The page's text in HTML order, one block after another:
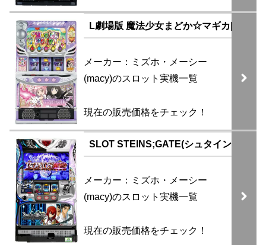
L劇場版 魔法少女まどか☆マギカ[前編]
メーカー：ミズホ・メーシー
(macy)のスロット実機一覧
現在の販売価格をチェック！
SLOT STEINS;GATE(シュタインズゲー
メーカー：ミズホ・メーシー
(macy)のスロット実機一覧
現在の販売価格をチェック！